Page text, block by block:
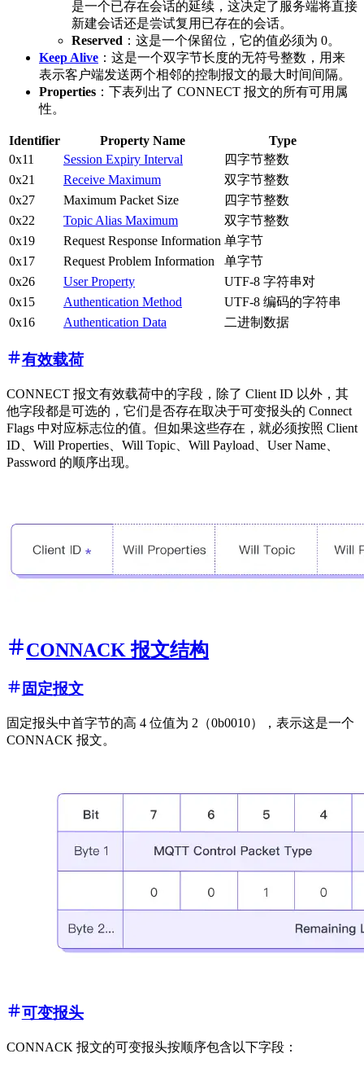
是一个已存在会话的延续，这决定了服务端将直接
新建会话还是尝试复用已存在的会话。
Reserved ：这是一个保留位，它的值必须为 0。
Keep Alive ：这是一个双字节长度的无符号整数，用来
表示客户端发送两个相邻的控制报文的最大时间间隔。
Properties ：下表列出了 CONNECT 报文的所有可用属
性。
Identifier Property Name
Type
0x11
Session Expiry Interval
四字节整数
0x21
Receive Maximum
双字节整数
0x27
Maximum Packet Size
四字节整数
0x22
Topic Alias Maximum
双字节整数
0x19
Request Response Information 单字节
0x17
Request Problem Information
单字节
0x26
User Property
UTF-8 字符串对
0x15
Authentication Method
UTF-8 编码的字符串
0x16
Authentication Data 二进制数据
有效载荷
CONNECT 报文有效载荷中的字段，除了 Client ID 以外，其
他字段都是可选的，它们是否存在取决于可变报头的 Connect
Flags 中对应标志位的值。但如果这些存在，就必须按照 Client
ID、Will Properties、Will Topic、Will Payload、User Name、
Password 的顺序出现。
CONNACK 报文结构
固定报文
固定报头中首字节的高 4 位值为 2（0b0010），表示这是一个
CONNACK 报文。
可变报头
CONNACK 报文的可变报头按顺序包含以下字段：